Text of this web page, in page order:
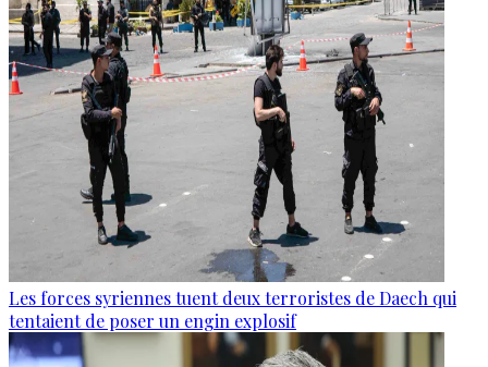
Les forces syriennes tuent deux terroristes de Daech qui
tentaient de poser un engin explosif